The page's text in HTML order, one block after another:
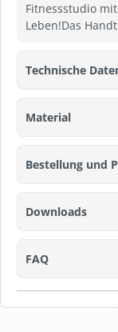
Fitnessstudio
Leben!Das
Technische
Material
Bestellung und
Downloads
FAQ